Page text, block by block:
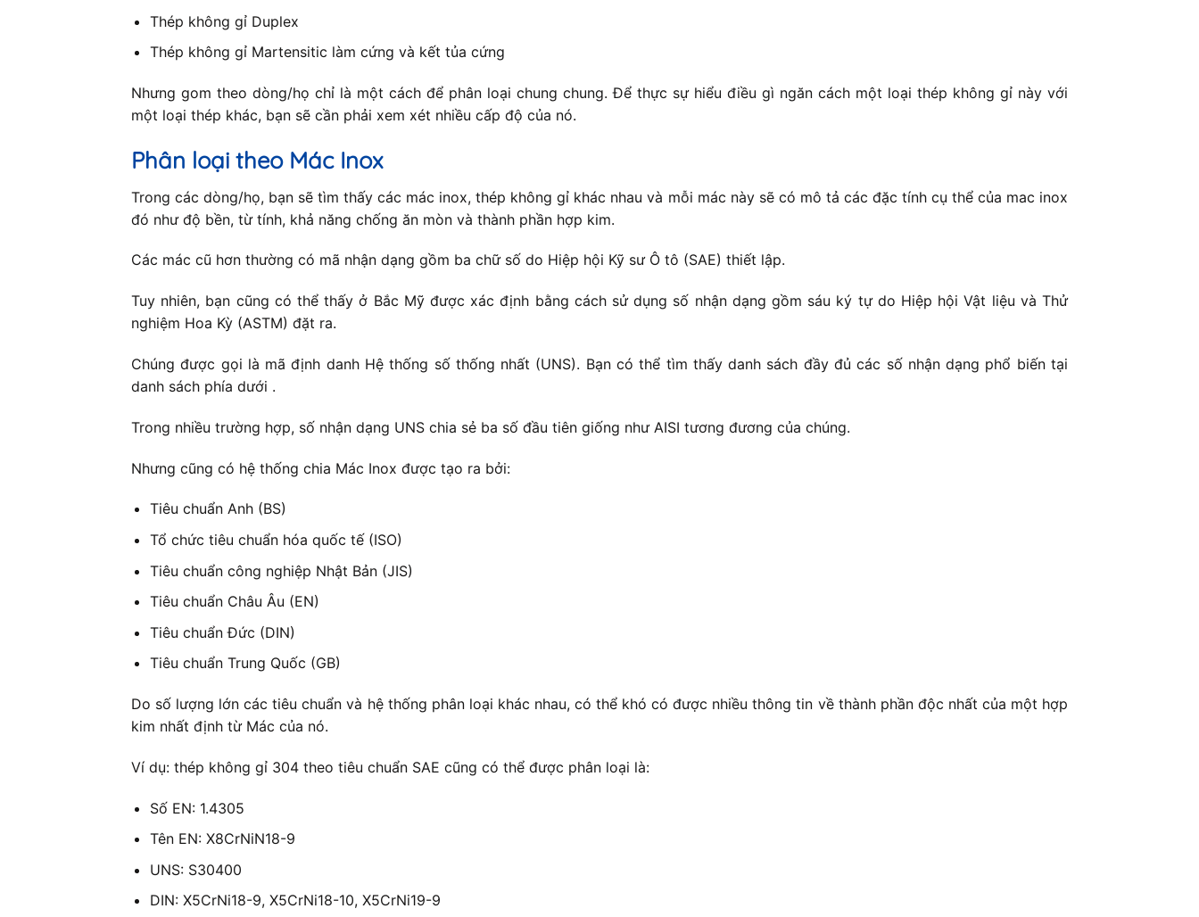
Thép không gỉ Duplex
Thép không gỉ Martensitic làm cứng và kết tủa cứng
Nhưng gom theo dòng/họ chỉ là một cách để phân loại chung chung. Để thực sự hiểu điều gì ngăn cách một loại thép không gỉ này với
một loại thép khác, bạn sẽ cần phải xem xét nhiều cấp độ của nó.
Phân loại theo Mác Inox
Trong các dòng/họ, bạn sẽ tìm thấy các mác inox, thép không gỉ khác nhau và mỗi mác này sẽ có mô tả các đặc tính cụ thể của mac inox
đó như độ bền, từ tính, khả năng chống ăn mòn và thành phần hợp kim.
Các mác cũ hơn thường có mã nhận dạng gồm ba chữ số do Hiệp hội Kỹ sư Ô tô (SAE) thiết lập.
Tuy nhiên, bạn cũng có thể thấy ở Bắc Mỹ được xác định bằng cách sử dụng số nhận dạng gồm sáu ký tự do Hiệp hội Vật liệu và Thử
nghiệm Hoa Kỳ (ASTM) đặt ra.
Chúng được gọi là mã định danh Hệ thống số thống nhất (UNS). Bạn có thể tìm thấy danh sách đầy đủ các số nhận dạng phổ biến tại
danh sách phía dưới .
Trong nhiều trường hợp, số nhận dạng UNS chia sẻ ba số đầu tiên giống như AISI tương đương của chúng.
Nhưng cũng có hệ thống chia Mác Inox được tạo ra bởi:
Tiêu chuẩn Anh (BS)
Tổ chức tiêu chuẩn hóa quốc tế (ISO)
Tiêu chuẩn công nghiệp Nhật Bản (JIS)
Tiêu chuẩn Châu Âu (EN)
Tiêu chuẩn Đức (DIN)
Tiêu chuẩn Trung Quốc (GB)
Do số lượng lớn các tiêu chuẩn và hệ thống phân loại khác nhau, có thể khó có được nhiều thông tin về thành phần độc nhất của một hợp
kim nhất định từ Mác của nó.
Ví dụ: thép không gỉ 304 theo tiêu chuẩn SAE cũng có thể được phân loại là:
Số EN: 1.4305
Tên EN: X8CrNiN18-9
UNS: S30400
DIN: X5CrNi18-9, X5CrNi18-10, X5CrNi19-9